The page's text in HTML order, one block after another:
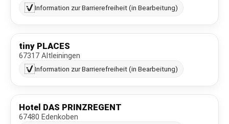
Information zur Barrierefreiheit (in Bearbeitung)
tiny PLACES
67317 Altleiningen
Information zur Barrierefreiheit (in Bearbeitung)
Hotel DAS PRINZREGENT
67480 Edenkoben